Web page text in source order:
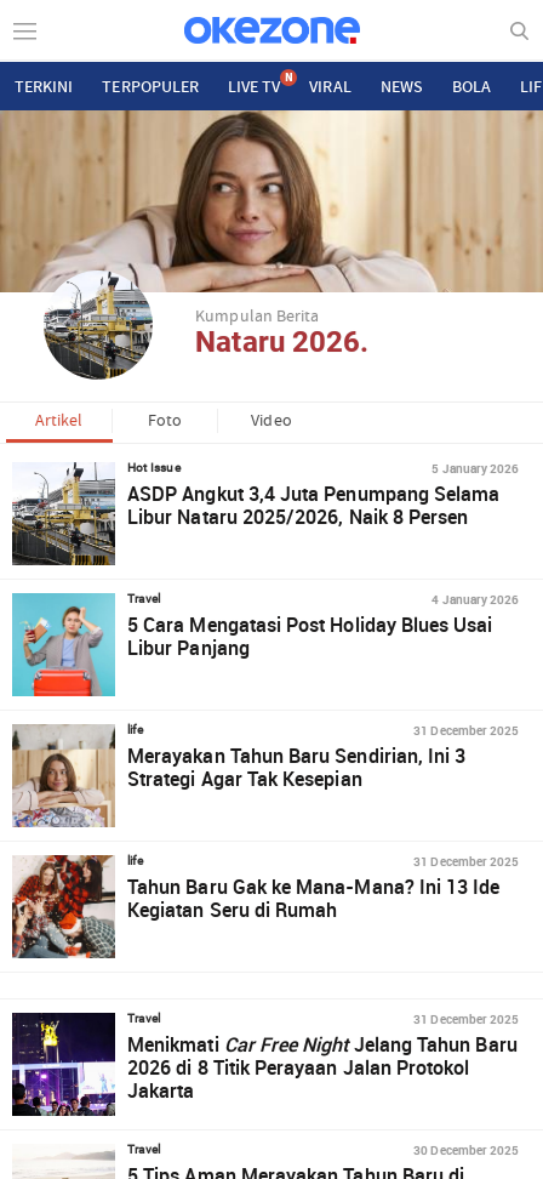
TERKINI TERPOPULER LIVE TV N VIRAL NEWS BOLA
Kumpulan Berita
Nataru 2026.
Artikel Foto Video
Hot Issue 5 January 2026
ASDP Angkut 3,4 Juta Penumpang Selama
Libur Nataru 2025/2026, Naik 8 Persen
Travel 4 January 2026
5 Cara Mengatasi Post Holiday Blues Usai
Libur Panjang
life 31 December 2025
Merayakan Tahun Baru Sendirian, Ini 3
Strategi Agar Tak Kesepian
life 31 December 2025
Tahun Baru Gak ke Mana-Mana? Ini 13 Ide
Kegiatan Seru di Rumah
Travel 31 December 2025
Menikmati Car Free NightJelang Tahun Baru
2026 di 8 Titik Perayaan Jalan Protokol
Jakarta
Travel 30 December 2025